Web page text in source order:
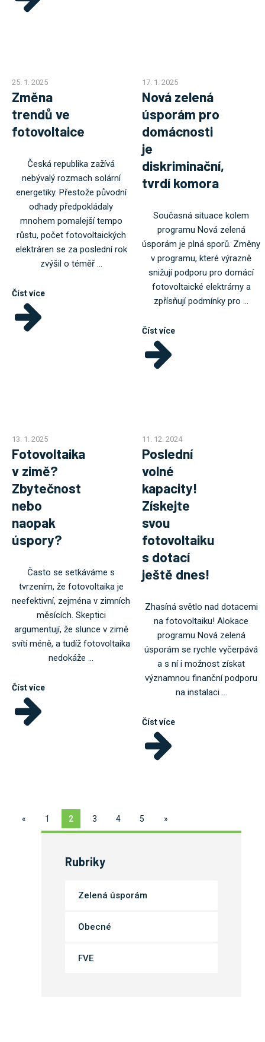
25. 1. 2025
Změna
trendů ve
fotovoltaice
Česká republika zažívá
nebývalý rozmach solární
energetiky. Přestože původní
odhady předpokládaly
mnohem pomalejší tempo
růstu, počet fotovoltaických
elektráren se za poslední rok
zvýšil o téměř ...
Číst více
17. 1. 2025
Nová zelená
úsporám pro
domácnosti
je
diskriminační,
tvrdí komora
Současná situace kolem
programu Nová zelená
úsporám je plná sporů. Změny
v programu, které výrazně
snižují podporu pro domácí
fotovoltaické elektrárny a
zpřísňují podmínky pro ...
Číst více
13. 1. 2025
Fotovoltaika
v zimě?
Zbytečnost
nebo
naopak
úspory?
Často se setkáváme s
tvrzením, že fotovoltaika je
neefektivní, zejména v zimních
měsících. Skeptici
argumentují, že slunce v zimě
svítí méně, a tudíž fotovoltaika
nedokáže ...
Číst více
11. 12. 2024
Poslední
volné
kapacity!
Získejte
svou
fotovoltaiku
s dotací
ještě dnes!
Zhasíná světlo nad dotacemi
na fotovoltaiku! Alokace
programu Nová zelená
úsporám se rychle vyčerpává
a s ní i možnost získat
významnou finanční podporu
na instalaci ...
Číst více
« 1 2 3 4 5 »
Rubriky
Zelená úsporám
Obecné
FVE